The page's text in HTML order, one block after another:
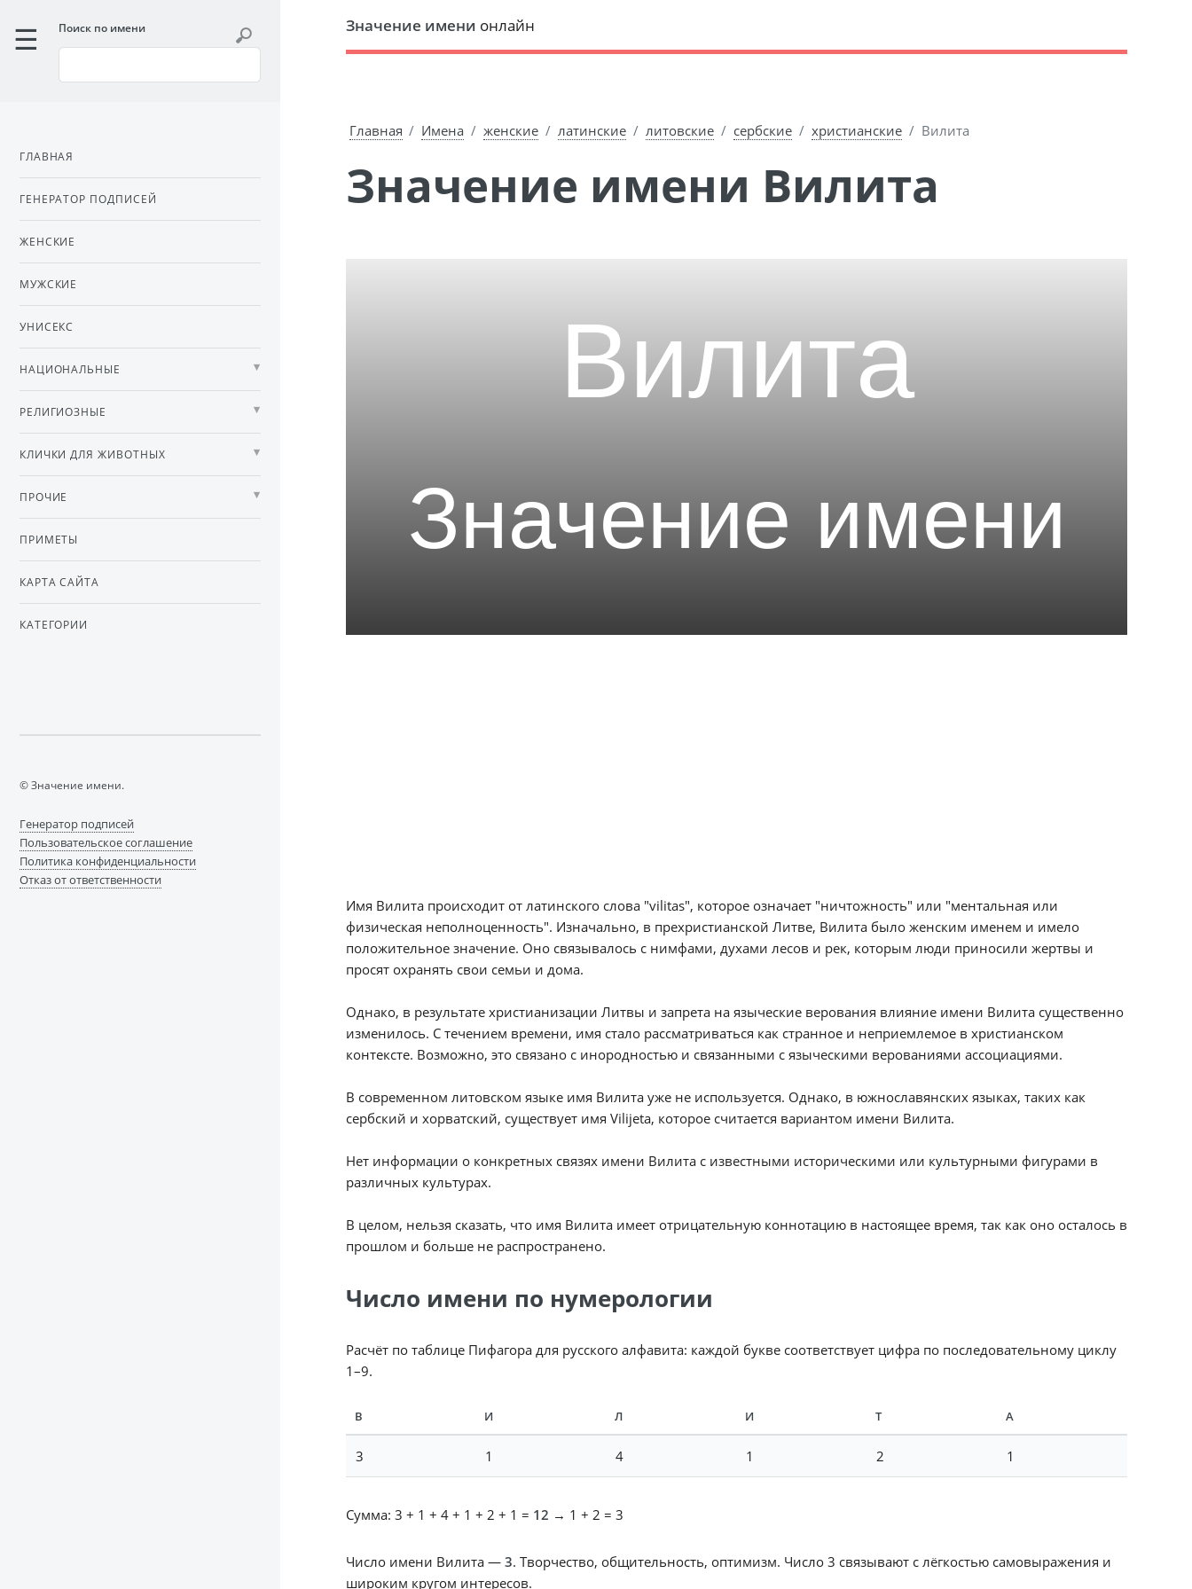
Значение имени онлайн
Главная Имена женские латинские литовские сербские христианские Вилита
Значение имени Вилита
Имя Вилита происходит от латинского слова "vilitas", которое означает "ничтожность" или "ментальная или
физическая неполноценность". Изначально, в прехристианской Литве, Вилита было женским именем и имело
положительное значение. Оно связывалось с нимфами, духами лесов и рек, которым люди приносили жертвы и
просят охранять свои семьи и дома.
Однако, в результате христианизации Литвы и запрета на языческие верования влияние имени Вилита существенно
изменилось. С течением времени, имя стало рассматриваться как странное и неприемлемое в христианском
контексте. Возможно, это связано с инородностью и связанными с языческими верованиями ассоциациями.
В современном литовском языке имя Вилита уже не используется. Однако, в южнославянских языках, таких как
сербский и хорватский, существует имя Vilijeta, которое считается вариантом имени Вилита.
Нет информации о конкретных связях имени Вилита с известными историческими или культурными фигурами в
различных культурах.
В целом, нельзя сказать, что имя Вилита имеет отрицательную коннотацию в настоящее время, так как оно осталось в
прошлом и больше не распространено.
Число имени по нумерологии
Расчёт по таблице Пифагора для русского алфавита: каждой букве соответствует цифра по последовательному циклу
1–9.
В И Л И Т А
3 1 4 1 2 1
Сумма: 3 + 1 + 4 + 1 + 2 + 1 = 12 → 1 + 2 = 3
Число имени Вилита — 3. Творчество, общительность, оптимизм. Число 3 связывают с лёгкостью самовыражения и
широким кругом интересов.
Поиск по имени
ГЛАВНАЯ
ГЕНЕРАТОР ПОДПИСЕЙ
ЖЕНСКИЕ
МУЖСКИЕ
УНИСЕКС
НАЦИОНАЛЬНЫЕ
РЕЛИГИОЗНЫЕ
КЛИЧКИ ДЛЯ ЖИВОТНЫХ
ПРОЧИЕ
ПРИМЕТЫ
КАРТА САЙТА
КАТЕГОРИИ
© Значение имени.
Генератор подписей
Пользовательское соглашение
Политика конфиденциальности
Отказ от ответственности